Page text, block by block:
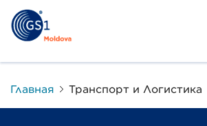
Главная Транспорт и Логистика